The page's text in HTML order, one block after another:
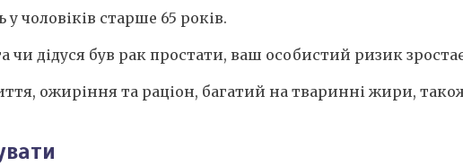
чоловіків старше 65 років.
чи дідуся був рак простати, ваш особистий ризик зростає
ожиріння та раціон, багатий на тваринні жири,